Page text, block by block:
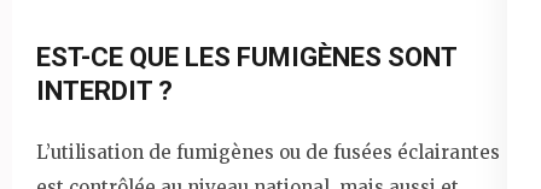
EST-CE QUE LES FUMIGÈNES SONT
INTERDIT ?
L’utilisation de fumigènes ou de fusées éclairantes